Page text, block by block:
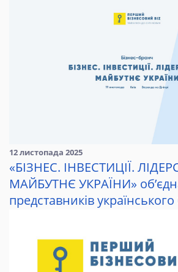
12 листопада 2025
«БІЗНЕС. ІНВЕСТИЦІЇ.
МАЙБУТНЄ УКРАЇНИ»
представників українського